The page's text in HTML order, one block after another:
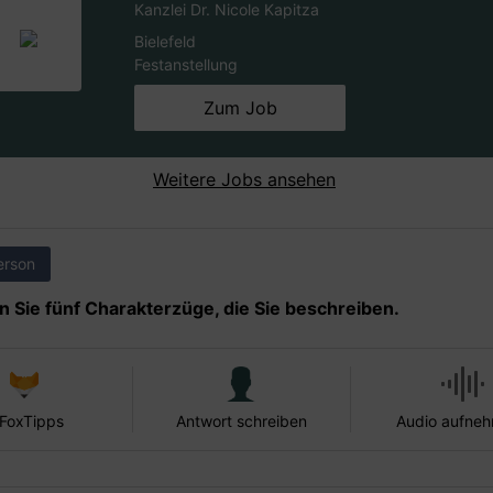
Kanzlei Dr. Nicole Kapitza
Bielefeld
Festanstellung
Zum Job
Weitere Jobs ansehen
Sie fünf Charakterzüge, die Sie beschreiben.
Antwort schreiben Audio